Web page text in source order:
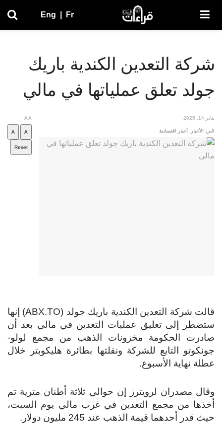
Eng Fr
شركة التعدين الكندية باريك
جولد تعلق عملياتها في مالي
يناير 14, 2025
في الأخبار أخبار اقتصادية
AA
A
A
Reset
قالت شركة التعدين الكندية باريك جولد (ABX.TO) إنها
ستضطر إلى تعليق عمليات التعدين في مالي بعد أن
صادرت الحكومة مخزونات الذهب من مجمع لولو-
جونكوتو التابع للشركة ونقلتها بطائرة هليكوبتر خلال
عطلة نهاية الأسبوع.
وقال مصدران لرويترز إن حوالي ثلاثة أطنان مترية تم
أخذها من مجمع التعدين في غرب مالي يوم السبت،
حيث قدر أحدهما قيمة الذهب عند 245 مليون دولار.